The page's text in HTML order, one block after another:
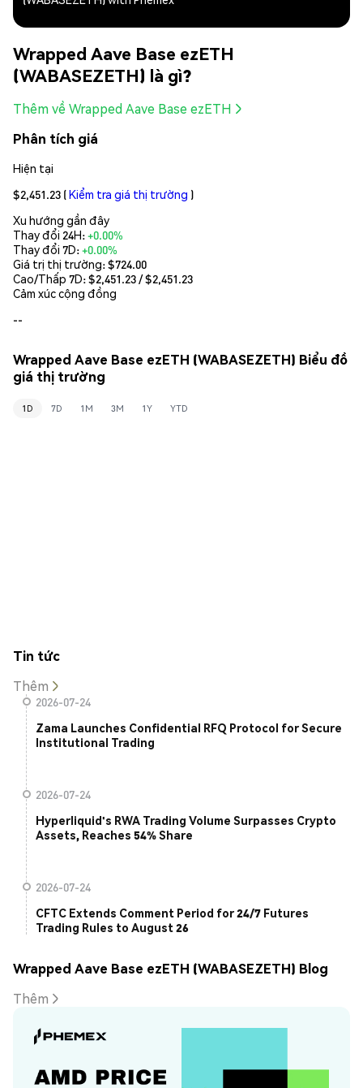
Wrapped Aave Base ezETH
(WABASEZETH) là gì?
Thêm về Wrapped Aave Base ezETH
Phân tích giá
Hiện tại
$2,451.23 (Kiểm tra giá thị trường )
Xu hướng gần đây
Thay đổi 24H:+0.00%
Thay đổi 7D:+0.00%
Giá trị thị trường:$724.00
Cao/Thấp 7D: $2,451.23/ $2,451.23
Cảm xúc cộng đồng
--
Wrapped Aave Base ezETH (WABASEZETH) Biểu đồ
giá thị trường
1D 7D 1M 3M 1Y YTD
Tin tức
Thêm
2026-07-24
Zama Launches Confidential RFQ Protocol for Secure
Institutional Trading
2026-07-24
Hyperliquid's RWA Trading Volume Surpasses Crypto
Assets, Reaches 54% Share
2026-07-24
CFTC Extends Comment Period for 24/7 Futures
Trading Rules to August 26
Wrapped Aave Base ezETH (WABASEZETH) Blog
Thêm